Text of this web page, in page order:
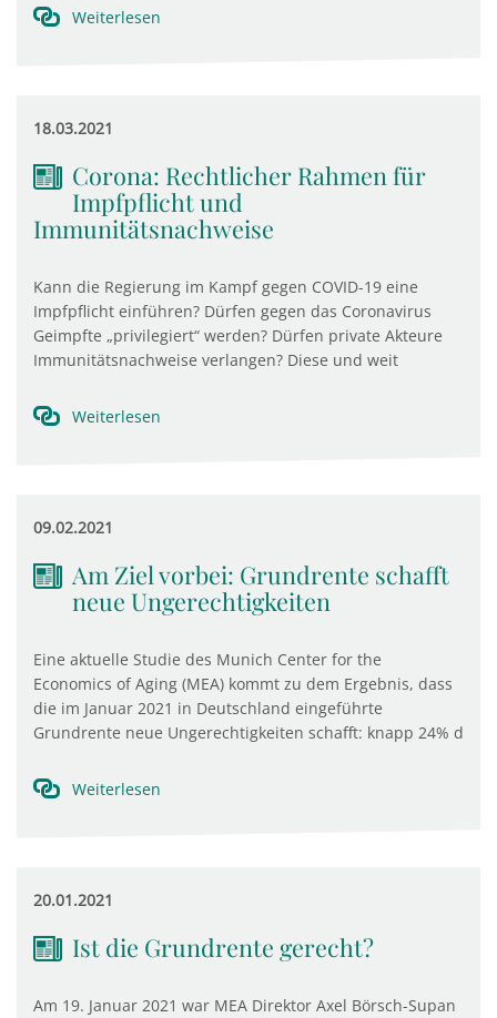
Weiterlesen
18.03.2021
Corona: Rechtlicher Rahmen für
Impfpflicht und
Immunitätsnachweise
Kann die Regierung im Kampf gegen COVID-19 eine
Impfpflicht einführen? Dürfen gegen das Coronavirus
Geimpfte „privilegiert“ werden? Dürfen private Akteure
Immunitätsnachweise verlangen? Diese und weit
Weiterlesen
09.02.2021
Am Ziel vorbei: Grundrente schafft
neue Ungerechtigkeiten
Eine aktuelle Studie des Munich Center for the
Economics of Aging (MEA) kommt zu dem Ergebnis, dass
die im Januar 2021 in Deutschland eingeführte
Grundrente neue Ungerechtigkeiten schafft: knapp 24% d
Weiterlesen
20.01.2021
Ist die Grundrente gerecht?
Am 19. Januar 2021 war MEA Direktor Axel Börsch-Supan